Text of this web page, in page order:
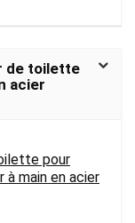
de toilette
acier
pour
main en acier